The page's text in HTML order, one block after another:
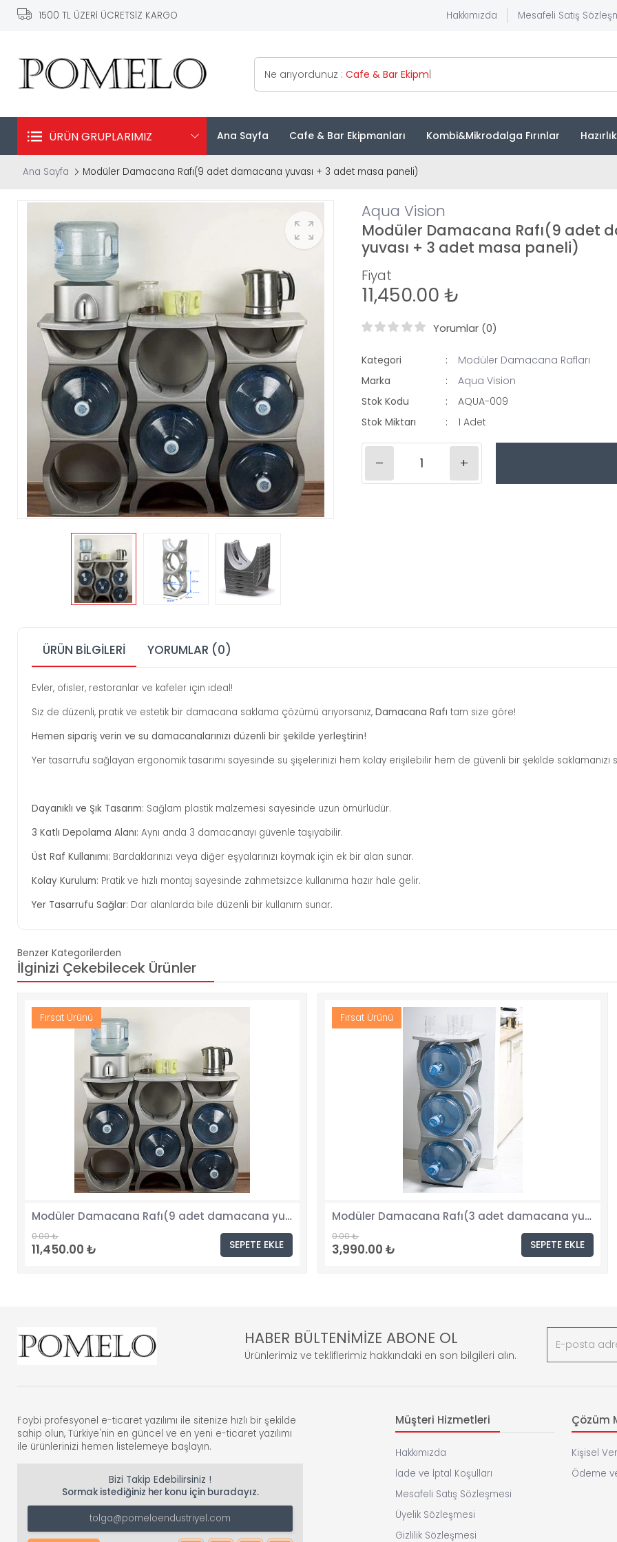
1500 TL ÜZERİ ÜCRETSİZ KARGO Hakkımızda Mesafeli Satış
Ne arıyordunuz : Cafe &|
ÜRÜN GRUPLARIMIZ Ana Sayfa Cafe & Bar Ekipmanları Kombi&Mikrodalga Fırınlar
Ana Sayfa Modüler Damacana Rafı(9 adet damacana yuvası + 3 adet masa paneli)
Aqua Vision
Modüler Damacana Rafı(9 adet
yuvası + 3 adet masa paneli)
Fiyat
11,450.00 ₺
Yorumlar (0)
Kategori
Modüler Damacana Rafları
Marka
Aqua Vision
Stok Kodu
AQUA-009
Stok Miktarı
1 Adet
– +
ÜRÜN BILGILERI YORUMLAR (0)
Evler, ofisler, restoranlar ve kafeler için ideal!
Siz de düzenli, pratik ve estetik bir damacana saklama çözümü arıyorsanız, Damacana Rafı tam size göre!
Hemen sipariş verin ve su damacanalarınızı düzenli bir şekilde yerleştirin!
Yer tasarrufu sağlayan ergonomik tasarımı sayesinde su şişelerinizi hem kolay erişilebilir hem de güvenli bir şekilde saklamanızı
Dayanıklı ve Şık Tasarım: Sağlam plastik malzemesi sayesinde uzun ömürlüdür.
3 Katlı Depolama Alanı: Aynı anda 3 damacanayı güvenle taşıyabilir.
Üst Raf Kullanımı: Bardaklarınızı veya diğer eşyalarınızı koymak için ek bir alan sunar.
Kolay Kurulum: Pratik ve hızlı montaj sayesinde zahmetsizce kullanıma hazır hale gelir.
Yer Tasarrufu Sağlar: Dar alanlarda bile düzenli bir kullanım sunar.
Benzer Kategorilerden
İlginizi Çekebilecek Ürünler
Fırsat Ürünü
Modüler Damacana Rafı(9 adet damacana yuvası + 3 adet masa paneli)
0.00 ₺
11,450.00 ₺ SEPETE EKLE
Fırsat Ürünü
Modüler Damacana Rafı(3 adet damacana yuvası + 1 adet masa paneli)
0.00 ₺
3,990.00 ₺ SEPETE EKLE
HABER BÜLTENİMİZE ABONE OL
Ürünlerimiz ve tekliflerimiz hakkındaki en son bilgileri alın.
Foybi profesyonel e-ticaret yazılımı ile sitenize hızlı bir şekilde
sahip olun, Türkiye'nin en güncel ve en yeni e-ticaret yazılımı
ile ürünlerinizi hemen listelemeye başlayın.
Bizi Takip Edebilirsiniz !
Sormak istediğiniz her konu için buradayız.
tolga@pomeloendustriyel.com
Müşteri Hizmetleri
Hakkımızda
İade ve İptal Koşulları
Mesafeli Satış Sözleşmesi
Üyelik Sözleşmesi
Gizlilik Sözleşmesi
Çözüm
Kişisel
Ödeme